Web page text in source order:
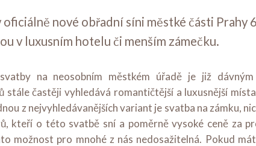
oficiálně nové obřadní síni městké části Prahy
v luxusním hotelu či menším zámečku.
na neosobním městkém úřadě je již
stále častěji vyhledává romantičtější a luxusnější
z nejvyhledávanějších variant je svatba na zámku,
kteří o této svatbě sní a poměrně vysoké ceně za
možnost pro mnohé z nás nedosažitelná. Pokud